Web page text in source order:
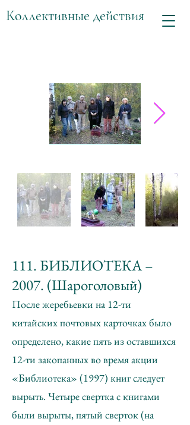
Коллективные действия
111. БИБЛИОТЕКА –
2007. (Шароголовый)
После жеребьевки на 12-ти
китайских почтовых карточках было
определено, какие пять из оставшихся
12-ти закопанных во время акции
«Библиотека» (1997) книг следует
вырыть. Четыре свертка с книгами
были вырыты, пятый сверток (на